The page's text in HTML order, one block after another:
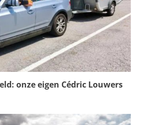
onze eigen Cédric Louwers